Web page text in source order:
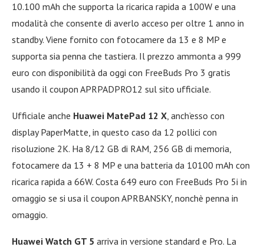
10.100 mAh che supporta la ricarica rapida a 100W e una
modalità che consente di averlo acceso per oltre 1 anno in
standby. Viene fornito con fotocamere da 13 e 8 MP e
supporta sia penna che tastiera. Il prezzo ammonta a 999
euro con disponibilità da oggi con FreeBuds Pro 3 gratis
usando il coupon APRPADPRO12 sul sito ufficiale.
Ufficiale anche Huawei MatePad 12 X, anch’esso con
display PaperMatte, in questo caso da 12 pollici con
risoluzione 2K. Ha 8/12 GB di RAM, 256 GB di memoria,
fotocamere da 13 + 8 MP e una batteria da 10100 mAh con
ricarica rapida a 66W. Costa 649 euro con FreeBuds Pro 5i in
omaggio se si usa il coupon APRBANSKY, nonchè penna in
omaggio.
Huawei Watch GT 5 arriva in versione standard e Pro. La